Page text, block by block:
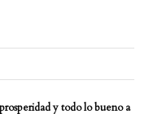
y todo lo bueno a